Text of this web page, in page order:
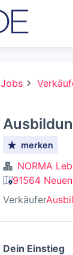
Jobs
merken
NORMA
91564
Verkäufer
Dein Einstieg